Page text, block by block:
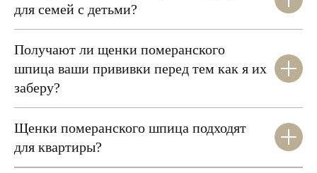
для семей с детьми?
Получают ли щенки померанского
шпица ваши прививки перед тем как я их
заберу?
Щенки померанского шпица подходят
для квартиры?